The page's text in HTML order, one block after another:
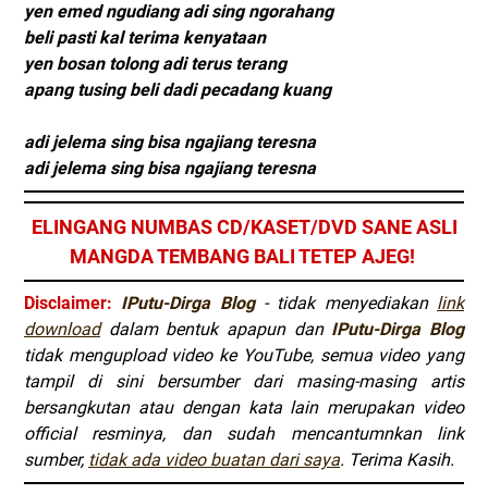
yen emed ngudiang adi sing ngorahang
beli pasti kal terima kenyataan
yen bosan tolong adi terus terang
apang tusing beli dadi pecadang kuang
adi jelema sing bisa ngajiang teresna
adi jelema sing bisa ngajiang teresna
ELINGANG NUMBAS CD/KASET/DVD SANE ASLI
MANGDA TEMBANG BALI TETEP AJEG!
Disclaimer: IPutu-Dirga Blog- tidak menyediakan link
downloaddalam bentuk apapun dan IPutu-Dirga Blog
tidak mengupload video ke YouTube, semua video yang
tampil di sini bersumber dari masing-masing artis
bersangkutan atau dengan kata lain merupakan video
official resminya, dan sudah mencantumnkan link
sumber, tidak ada video buatan dari saya. Terima Kasih.